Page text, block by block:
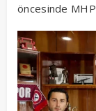
öncesinde